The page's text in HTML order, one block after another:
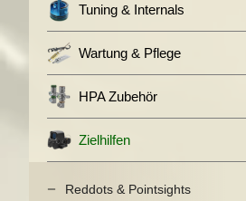
Tuning & Internals
Wartung & Pflege
HPA Zubehör
Zielhilfen
Reddots & Pointsights